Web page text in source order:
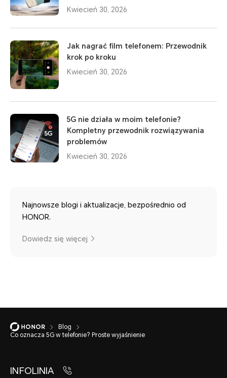
Kwiecień 30, 2026
Jak nagrać film telefonem: Przewodnik
krok po kroku
Kwiecień 30, 2026
5G nie działa w moim telefonie?
Kompletny przewodnik rozwiązywania
problemów
Kwiecień 30, 2026
Najnowsze blogi i aktualizacje, bezpośrednio od
HONOR.
Dowiedz się więcej
Blog
Co oznacza 5G w telefonie? Proste wyjaśnienie
INFOLINIA